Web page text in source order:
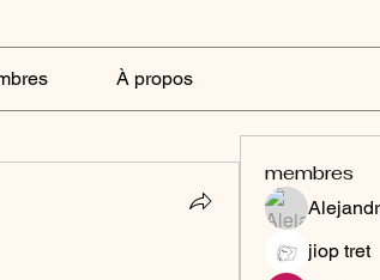
À propos
membres
jiop tret